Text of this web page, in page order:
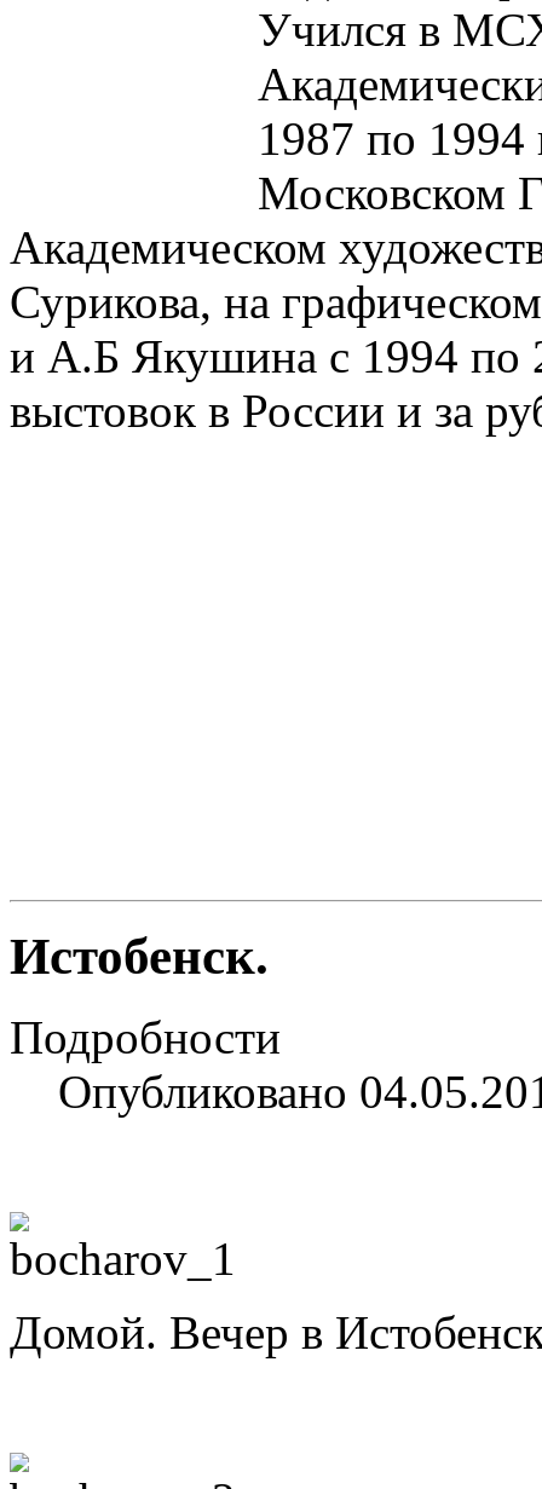
Учился в
1987 по 1994
Московском
Академическом
Сурикова, на
и А.Б Якушина с 1994 по
выстовок в России и за
Истобенск.
Подробности
Опубликовано
Домой. Вечер в